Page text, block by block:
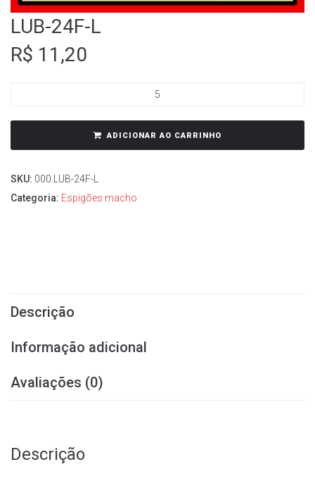
LUB-24F-L
R$ 11,20
ADICIONAR AO CARRINHO
SKU: 000.LUB-24F-L
Categoria: Espigões macho
Descrição
Informação adicional
Avaliações (0)
Descrição